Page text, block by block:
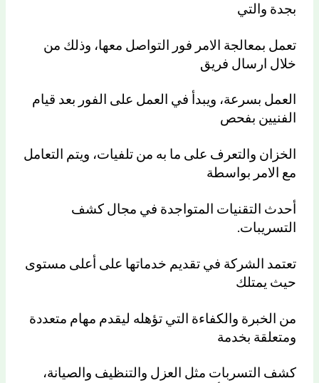
بجدة والتي
تعمل بمعالجة الامر فور التواصل معها، وذلك من
خلال ارسال فريق
العمل بسرعة، ويبدأ في العمل على الفور بعد قيام
الفنيين بفحص
الخزان والتعرف على ما به من تلفيات، ويتم التعامل
مع الامر بواسطة
أحدث التقنيات المتواجدة في مجال كشف
التسريبات.
تعتمد الشركة في تقديم خدماتها على أعلى مستوى
حيث يمتلك
من الخبرة والكفاءة التي تؤهله ليقدم مهام متعددة
ومتعلقة بخدمة
كشف التسربات مثل العزل والتنظيف والصيانة،